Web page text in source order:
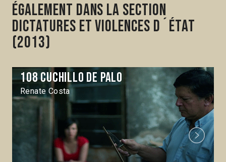
Également dans la section
Dictatures et violences d´État
(2013)
108 cuchillo de palo
Renate Costa
Next